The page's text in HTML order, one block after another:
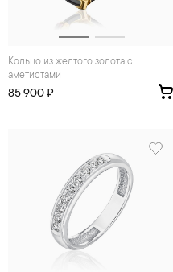
Кольцо из желтого золота с
аметистами
85 900 ₽